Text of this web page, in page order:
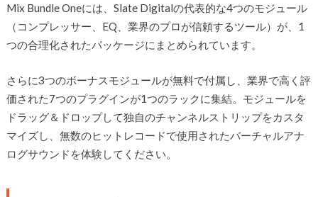
Mix Bundle Oneには、Slate Digitalの代表的な4つのモジュール
（コンプレッサー、EQ、業界のプロが信頼するツール）が、1
つの合理化されたパッケージにまとめられています。
さらに3つのボーナスモジュールが無料で付属し、業界で高く評
価された7つのプラグインが1つのラックに集結。モジュールを
ドラッグ＆ドロップして独自のチャンネルストリップをカスタ
マイズし、無数のヒットレコードで使用されたバーチャルアナ
ログサウンドを体験してください。